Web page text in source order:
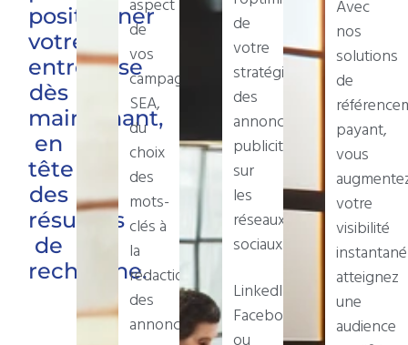
positionner
votre
entreprise
dès
maintenant,
en
tête
des
résultats
de
recherche.
aspect
de
vos
campagnes
SEA,
du
choix
des
mots-
clés à
la
rédaction
des
annonces,
de
votre
stratégie
des
annonces
publicitaires
sur
les
réseaux
sociaux.
LinkedIn,
Facebook
Avec
nos
solutions
de
payant,
vous
votre
visibilité
atteignez
une
audience